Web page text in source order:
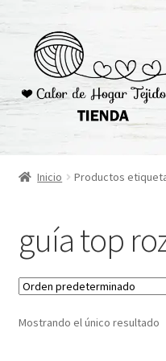
navegación
contenido
Inicio
Checkout
Conoceme
Preguntas Frecuentes
Inicio Productos
guía top
Mostrando el único resultado